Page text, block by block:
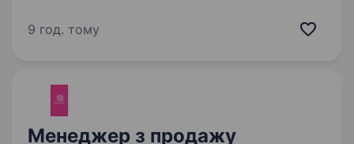
завдяки якісним товарам і сервісу. Наш
9 год. тому
Менеджер з продажу